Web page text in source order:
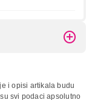
i opisi artikala budu
svi podaci apsolutno